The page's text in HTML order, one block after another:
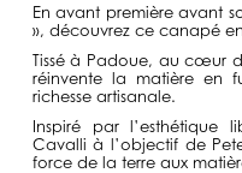
En avant première avant
», découvrez ce canapé
Tissé à Padoue, au cœur
réinvente la matière en
richesse artisanale.
Inspiré par l’esthétique
Cavalli à l’objectif de
force de la terre aux